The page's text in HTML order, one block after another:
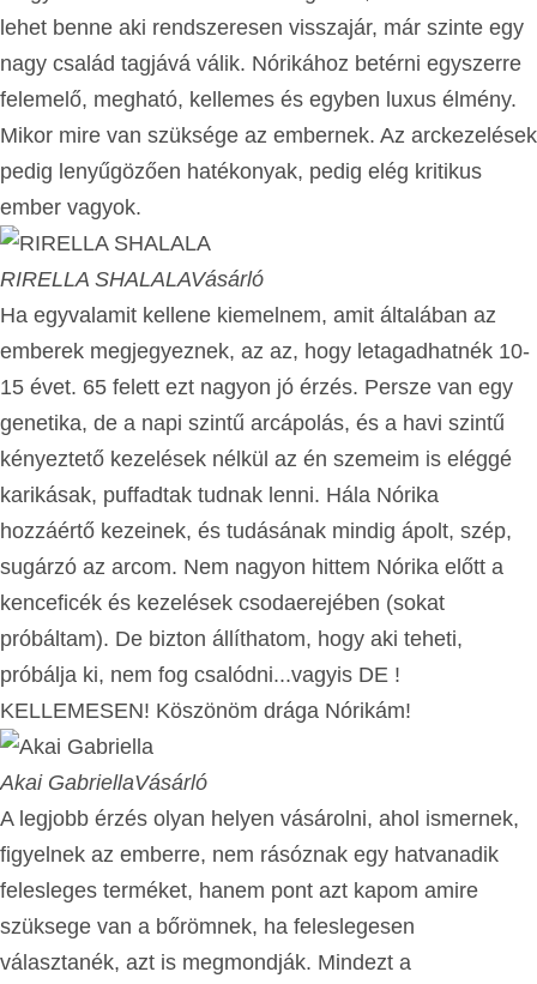
lehet benne aki rendszeresen visszajár, már szinte egy
nagy család tagjává válik. Nórikához betérni egyszerre
felemelő, megható, kellemes és egyben luxus élmény.
Mikor mire van szüksége az embernek. Az arckezelések
pedig lenyűgözően hatékonyak, pedig elég kritikus
ember vagyok.
RIRELLA SHALALAVásárló
Ha egyvalamit kellene kiemelnem, amit általában az
emberek megjegyeznek, az az, hogy letagadhatnék 10-
15 évet. 65 felett ezt nagyon jó érzés. Persze van egy
genetika, de a napi szintű arcápolás, és a havi szintű
kényeztető kezelések nélkül az én szemeim is eléggé
karikásak, puffadtak tudnak lenni. Hála Nórika
hozzáértő kezeinek, és tudásának mindig ápolt, szép,
sugárzó az arcom. Nem nagyon hittem Nórika előtt a
kenceficék és kezelések csodaerejében (sokat
próbáltam). De bizton állíthatom, hogy aki teheti,
próbálja ki, nem fog csalódni...vagyis DE !
KELLEMESEN! Köszönöm drága Nórikám!
Akai GabriellaVásárló
A legjobb érzés olyan helyen vásárolni, ahol ismernek,
figyelnek az emberre, nem rásóznak egy hatvanadik
felesleges terméket, hanem pont azt kapom amire
szüksege van a bőrömnek, ha feleslegesen
választanék, azt is megmondják. Mindezt a